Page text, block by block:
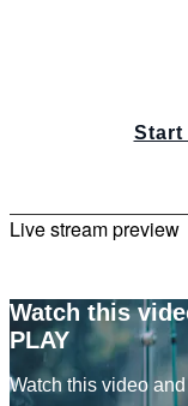
Start
Live stream preview
Watch this
PLAY
Watch this video